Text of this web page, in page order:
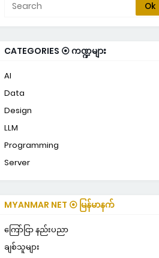
CATEGORIES ⦿ ကဏ္ဍများ
AI
Data
Design
LLM
Programming
Server
MYANMAR NET ⦿ မြန်မာနက်
ကြော်ငြာ နည်းပညာ
ချစ်သူများ